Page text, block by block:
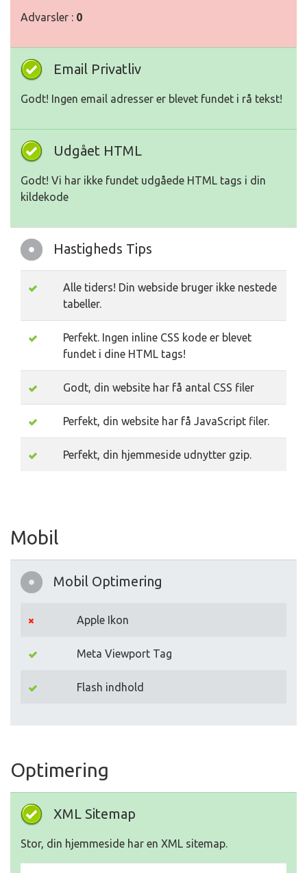
Advarsler : 0
Email Privatliv
Godt! Ingen email adresser er blevet fundet i rå tekst!
Udgået HTML
Godt! Vi har ikke fundet udgåede HTML tags i din
kildekode
Hastigheds Tips
Alle tiders! Din webside bruger ikke nestede
tabeller.
Perfekt. Ingen inline CSS kode er blevet
fundet i dine HTML tags!
Godt, din website har få antal CSS filer
Perfekt, din website har få JavaScript filer.
Perfekt, din hjemmeside udnytter gzip.
Mobil
Mobil Optimering
Apple Ikon
Meta Viewport Tag
Flash indhold
Optimering
XML Sitemap
Stor, din hjemmeside har en XML sitemap.